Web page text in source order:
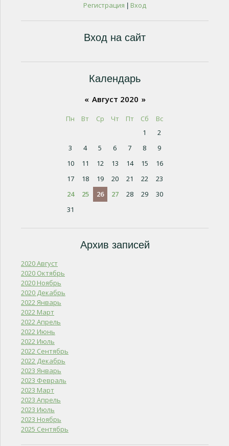
Регистрация Вход
Вход на сайт
Календарь
« Август 2020 »
Пн Вт Ср Чт Пт Сб
Вс
1
2
3
4 5 6 7 8
9
10
11 12 13 14 15
16
17
18 19 20 21 22
23
24
25 26 27 28 29
30
31
Архив записей
2020 Август
2020 Октябрь
2020 Ноябрь
2020 Декабрь
2022 Январь
2022 Март
2022 Апрель
2022 Июнь
2022 Июль
2022 Сентябрь
2022 Декабрь
2023 Январь
2023 Февраль
2023 Март
2023 Апрель
2023 Июль
2023 Ноябрь
2025 Сентябрь